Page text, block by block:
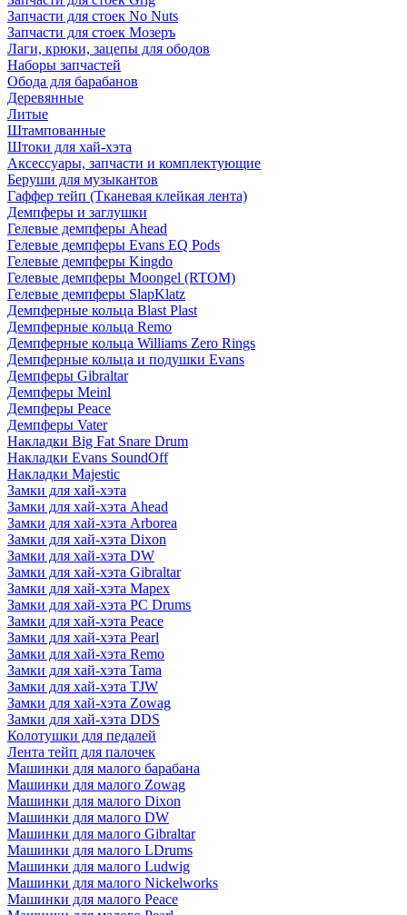
Запчасти для стоек No Nuts
Запчасти для стоек Мозеръ
Лаги, крюки, зацепы для ободов
Наборы запчастей
Обода для барабанов
Деревянные
Литые
Штампованные
Штоки для хай-хэта
Аксессуары, запчасти и комплектующие
Беруши для музыкантов
Гаффер тейп (Тканевая клейкая лента)
Демпферы и заглушки
Гелевые демпферы Ahead
Гелевые демпферы Evans EQ Pods
Гелевые демпферы Kingdo
Гелевые демпферы Moongel (RTOM)
Гелевые демпферы SlapKlatz
Демпферные кольца Blast Plast
Демпферные кольца Remo
Демпферные кольца Williams Zero Rings
Демпферные кольца и подушки Evans
Демпферы Gibraltar
Демпферы Meinl
Демпферы Peace
Демпферы Vater
Накладки Big Fat Snare Drum
Накладки Evans SoundOff
Накладки Majestic
Замки для хай-хэта
Замки для хай-хэта Ahead
Замки для хай-хэта Arborea
Замки для хай-хэта Dixon
Замки для хай-хэта DW
Замки для хай-хэта Gibraltar
Замки для хай-хэта Mapex
Замки для хай-хэта PC Drums
Замки для хай-хэта Peace
Замки для хай-хэта Pearl
Замки для хай-хэта Remo
Замки для хай-хэта Tama
Замки для хай-хэта TJW
Замки для хай-хэта Zowag
Замки для хай-хэта DDS
Колотушки для педалей
Лента тейп для палочек
Машинки для малого барабана
Машинки для малого Zowag
Машинки для малого Dixon
Машинки для малого DW
Машинки для малого Gibraltar
Машинки для малого LDrums
Машинки для малого Ludwig
Машинки для малого Nickelworks
Машинки для малого Peace